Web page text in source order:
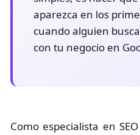
aparezca en los
cuando alguien
con tu negocio en
Como especialista en